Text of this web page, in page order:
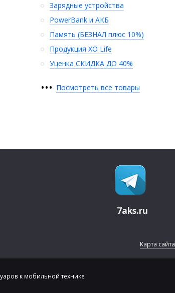
Зарядные устройства
PowerBank и АКБ
Память (БЕЗНАЛ плюс 10%)
Продукция XO Life
Уценка СКИДКА ДО 40%
••• Посмотреть все товары
7aks.ru
Карта сайта
к мобильной технике